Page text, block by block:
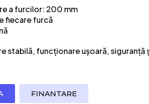
a furcilor: 200 mm
fiecare furcă
stabilă, funcționare ușoară, siguranță
FINANTARE